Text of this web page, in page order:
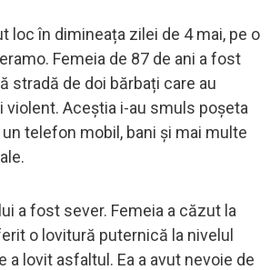
loc în dimineața zilei de 4 mai, pe o
Femeia de 87 de ani a fost
stradă de doi bărbați care au
violent. Aceștia i-au smuls poșeta
telefon mobil, bani și mai multe
a fost sever. Femeia a căzut la
o lovitură puternică la nivelul
a lovit asfaltul. Ea a avut nevoie de